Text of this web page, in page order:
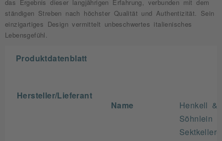
das Ergebnis dieser langjährigen Erfahrung, verbunden mit dem
ständigen Streben nach höchster Qualität und Authentizität. Sein
einzigartiges Design vermittelt unbeschwertes italienisches
Lebensgefühl.
Produktdatenblatt
Hersteller/Lieferant
Name
Henkell &
Söhnlein